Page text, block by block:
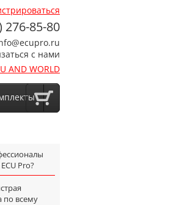
276-85-80
AND WORLD
с нами
Pro?
по всему